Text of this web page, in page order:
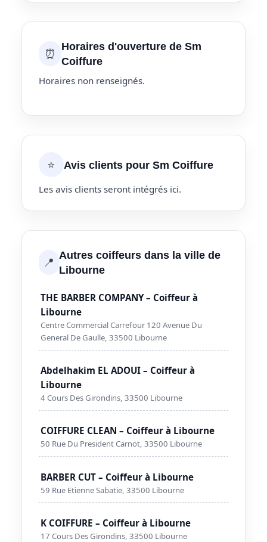
⏰
Horaires d'ouverture de Sm
Coiffure
Horaires non renseignés.
⭐ Avis clients pour Sm Coiffure
Les avis clients seront intégrés ici.
📍 Autres coiffeurs dans la ville de
Libourne
THE BARBER COMPANY – Coiffeur à
Libourne
Centre Commercial Carrefour 120 Avenue Du
General De Gaulle, 33500 Libourne
Abdelhakim EL ADOUI – Coiffeur à
Libourne
4 Cours Des Girondins, 33500 Libourne
COIFFURE CLEAN – Coiffeur à Libourne
50 Rue Du President Carnot, 33500 Libourne
BARBER CUT – Coiffeur à Libourne
59 Rue Etienne Sabatie, 33500 Libourne
K COIFFURE – Coiffeur à Libourne
17 Cours Des Girondins, 33500 Libourne